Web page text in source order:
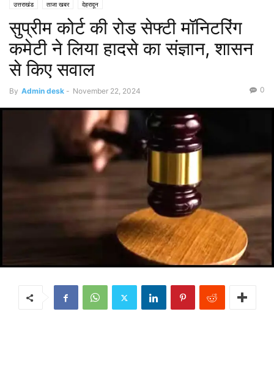
उत्तराखंड ताजा खबर देहरादून
सुप्रीम कोर्ट की रोड सेफ्टी मॉनिटरिंग
कमेटी ने लिया हादसे का संज्ञान, शासन
से किए सवाल
By Admin desk - November 22, 2024 0